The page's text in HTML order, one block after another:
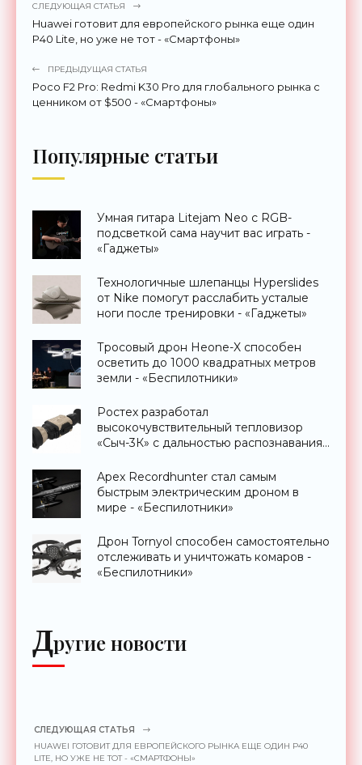
СЛЕДУЮЩАЯ СТАТЬЯ
Huawei готовит для европейского рынка еще один
P40 Lite, но уже не тот - «Смартфоны»
ПРЕДЫДУЩАЯ СТАТЬЯ
Poco F2 Pro: Redmi K30 Pro для глобального рынка с
ценником от $500 - «Смартфоны»
Популярные статьи
Умная гитара Litejam Neo с RGB-
подсветкой сама научит вас играть -
«Гаджеты»
Технологичные шлепанцы Hyperslides
от Nike помогут расслабить усталые
ноги после тренировки - «Гаджеты»
Тросовый дрон Heone-X способен
осветить до 1000 квадратных метров
земли - «Беспилотники»
Ростех разработал
высокочувствительный тепловизор
«Сыч-3К» с дальностью распознавания
Apex Recordhunter стал самым
быстрым электрическим дроном в
мире - «Беспилотники»
Дрон Tornyol способен самостоятельно
отслеживать и уничтожать комаров -
«Беспилотники»
Другие новости
СЛЕДУЮЩАЯ СТАТЬЯ
HUAWEI ГОТОВИТ ДЛЯ ЕВРОПЕЙСКОГО РЫНКА ЕЩЕ ОДИН P40
LITE, НО УЖЕ НЕ ТОТ - «СМАРТФОНЫ»